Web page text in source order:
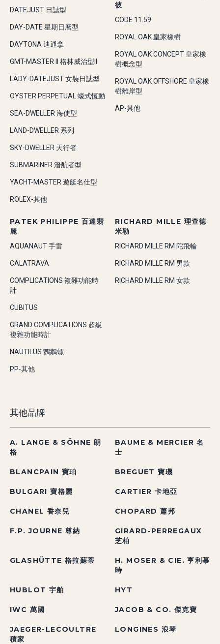
DATEJUST 日誌型
DAY-DATE 星期日曆型
DAYTONA 迪通拿
GMT-MASTER II 格林威治型II
LADY-DATEJUST 女裝日誌型
OYSTER PERPETUAL 蠔式恆動
SEA-DWELLER 海使型
LAND-DWELLER 系列
SKY-DWELLER 天行者
SUBMARINER 潛航者型
YACHT-MASTER 遊艇名仕型
ROLEX-其他
彼
CODE 11.59
ROYAL OAK 皇家橡樹
ROYAL OAK CONCEPT 皇家橡
樹概念型
ROYAL OAK OFFSHORE 皇家橡
樹離岸型
AP-其他
PATEK PHILIPPE 百達翡
麗
AQUANAUT 手雷
CALATRAVA
COMPLICATIONS 複雜功能時
計
CUBITUS
GRAND COMPLICATIONS 超級
複雜功能時計
NAUTILUS 鸚鵡螺
PP-其他
RICHARD MILLE 理查德
米勒
RICHARD MILLE RM 陀飛輪
RICHARD MILLE RM 男款
RICHARD MILLE RM 女款
其他品牌
A. LANGE & SÖHNE 朗
格
BAUME & MERCIER 名
士
BLANCPAIN 寶珀 BREGUET 寶璣
BULGARI 寶格麗 CARTIER 卡地亞
CHANEL 香奈兒 CHOPARD 蕭邦
F.P. JOURNE 尊納
GIRARD-PERREGAUX
芝柏
GLASHÜTTE 格拉蘇蒂
H. MOSER & CIE. 亨利慕
時
HUBLOT 宇舶 HYT
IWC 萬國 JACOB & CO. 傑克寶
JAEGER-LECOULTRE
積家
LONGINES 浪琴